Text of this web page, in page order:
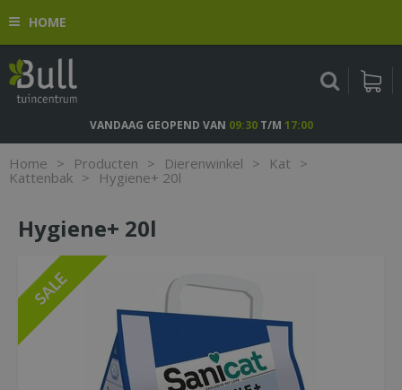
n
o
HOME
Home > Producten > Dierenwinkel > Kat >
Kattenbak > Hygiene+ 20l
VANDAAG GEOPEND VAN 09:30T/M 17:00
Hygiene+ 20l